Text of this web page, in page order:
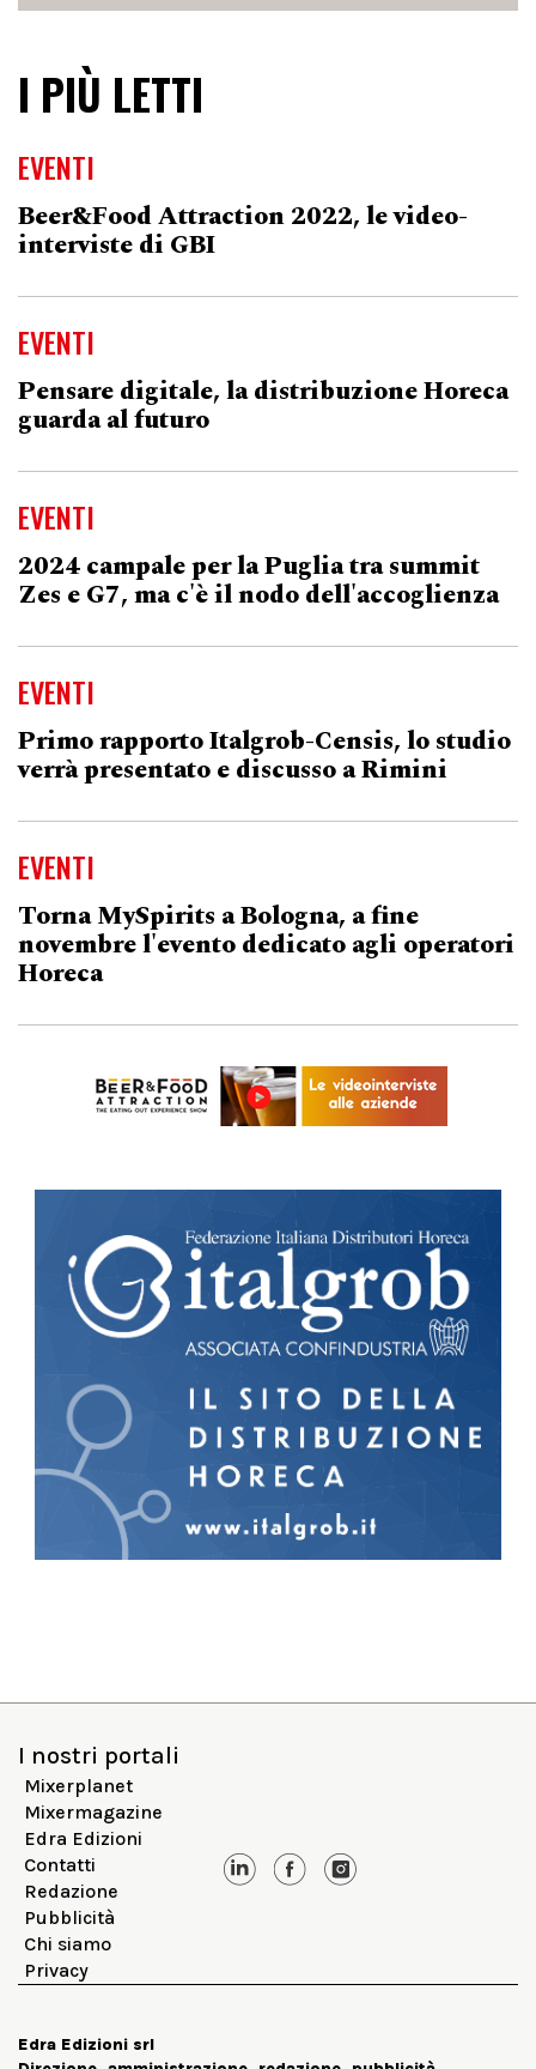
I PIÙ LETTI
EVENTI
Beer&Food Attraction 2022, le video-
interviste di GBI
EVENTI
Pensare digitale, la distribuzione Horeca
guarda al futuro
EVENTI
2024 campale per la Puglia tra summit
Zes e G7, ma c'è il nodo dell'accoglienza
EVENTI
Primo rapporto Italgrob-Censis, lo studio
verrà presentato e discusso a Rimini
EVENTI
Torna MySpirits a Bologna, a fine
novembre l'evento dedicato agli operatori
Horeca
I nostri portali
Mixerplanet
Mixermagazine
Edra Edizioni
Contatti
Redazione
Pubblicità
Chi siamo
Privacy
Edra Edizioni srl